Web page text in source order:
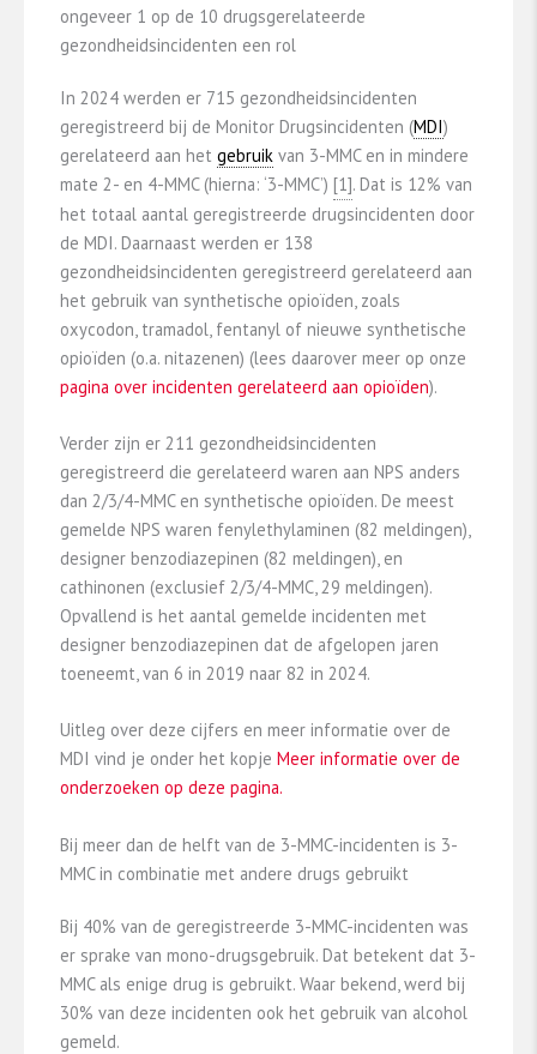
ongeveer 1 op de 10 drugsgerelateerde
gezondheidsincidenten een rol
In 2024 werden er 715 gezondheidsincidenten
geregistreerd bij de Monitor Drugsincidenten (MDI)
gerelateerd aan het gebruik van 3-MMC en in mindere
mate 2- en 4-MMC (hierna: ‘3-MMC’) ​[1]​. Dat is 12% van
het totaal aantal geregistreerde drugsincidenten door
de MDI. Daarnaast werden er 138
gezondheidsincidenten geregistreerd gerelateerd aan
het gebruik van synthetische opioïden, zoals
oxycodon, tramadol, fentanyl of nieuwe synthetische
opioïden (o.a. nitazenen) (lees daarover meer op onze
pagina over incidenten gerelateerd aan opioïden).
Verder zijn er 211 gezondheidsincidenten
geregistreerd die gerelateerd waren aan NPS anders
dan 2/3/4-MMC en synthetische opioïden. De meest
gemelde NPS waren fenylethylaminen (82 meldingen),
designer benzodiazepinen (82 meldingen), en
cathinonen (exclusief 2/3/4-MMC, 29 meldingen).
Opvallend is het aantal gemelde incidenten met
designer benzodiazepinen dat de afgelopen jaren
toeneemt, van 6 in 2019 naar 82 in 2024.
Uitleg over deze cijfers en meer informatie over de
MDI vind je onder het kopje Meer informatie over de
onderzoeken op deze pagina.
Bij meer dan de helft van de 3-MMC-incidenten is 3-
MMC in combinatie met andere drugs gebruikt
Bij 40% van de geregistreerde 3-MMC-incidenten was
er sprake van mono-drugsgebruik. Dat betekent dat 3-
MMC als enige drug is gebruikt. Waar bekend, werd bij
30% van deze incidenten ook het gebruik van alcohol
gemeld.